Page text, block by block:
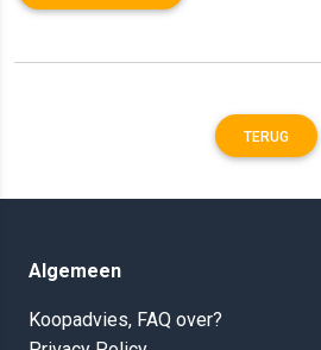
TERUG
Algemeen
Koopadvies, FAQ over?